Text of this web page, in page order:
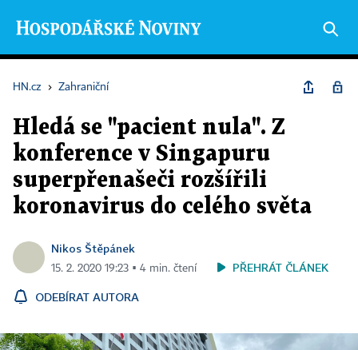
HN.cz › Zahraniční
Hledá se "pacient nula". Z
konference v Singapuru
superpřenašeči rozšířili
koronavirus do celého světa
Nikos Štěpánek
15. 2. 2020 19:23 ▪ 4 min. čtení PŘEHRÁT ČLÁNEK
ODEBÍRAT AUTORA